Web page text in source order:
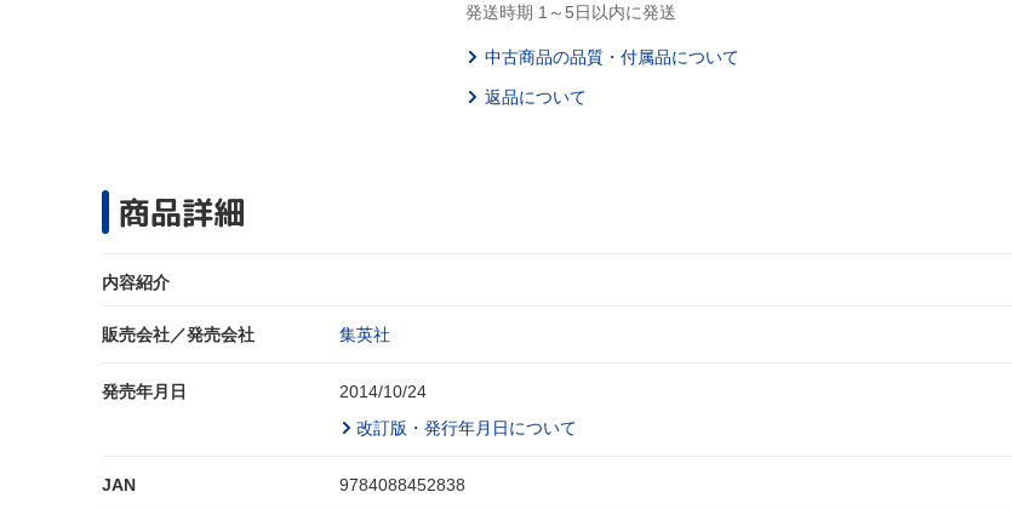
発送時期 1～5日以内に発送
中古商品の品質・付属品について
返品について
商品詳細
内容紹介
販売会社／発売会社 集英社
発売年月日
2014/10/24
改訂版・発行年月日について
JAN 9784088452838